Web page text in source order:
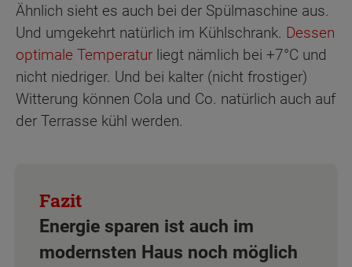
Ähnlich sieht es auch bei der Spülmaschine aus.
Und umgekehrt natürlich im Kühlschrank. Dessen
optimale Temperatur liegt nämlich bei +7°C und
nicht niedriger. Und bei kalter (nicht frostiger)
Witterung können Cola und Co. natürlich auch auf
der Terrasse kühl werden.
Energie sparen ist auch im
modernsten Haus noch möglich